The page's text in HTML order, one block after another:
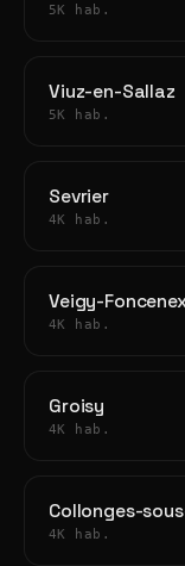
5K hab.
Viuz-en-Sallaz
5K hab.
Sevrier
4K hab.
Veigy-
4K hab.
Groisy
4K hab.
Collonges-
4K hab.